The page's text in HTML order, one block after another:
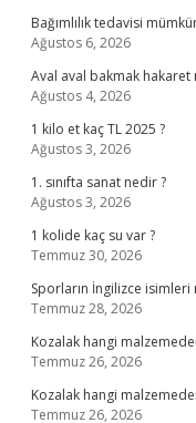
Bağımlılık tedavisi
Ağustos 6, 2026
Aval aval bakmak hakaret
Ağustos 4, 2026
1 kilo et kaç TL 2025 ?
Ağustos 3, 2026
1. sınıfta sanat nedir ?
Ağustos 3, 2026
1 kolide kaç su var ?
Temmuz 30, 2026
Sporların İngilizce isimleri
Temmuz 28, 2026
Kozalak hangi
Temmuz 26, 2026
Kozalak hangi
Temmuz 26, 2026